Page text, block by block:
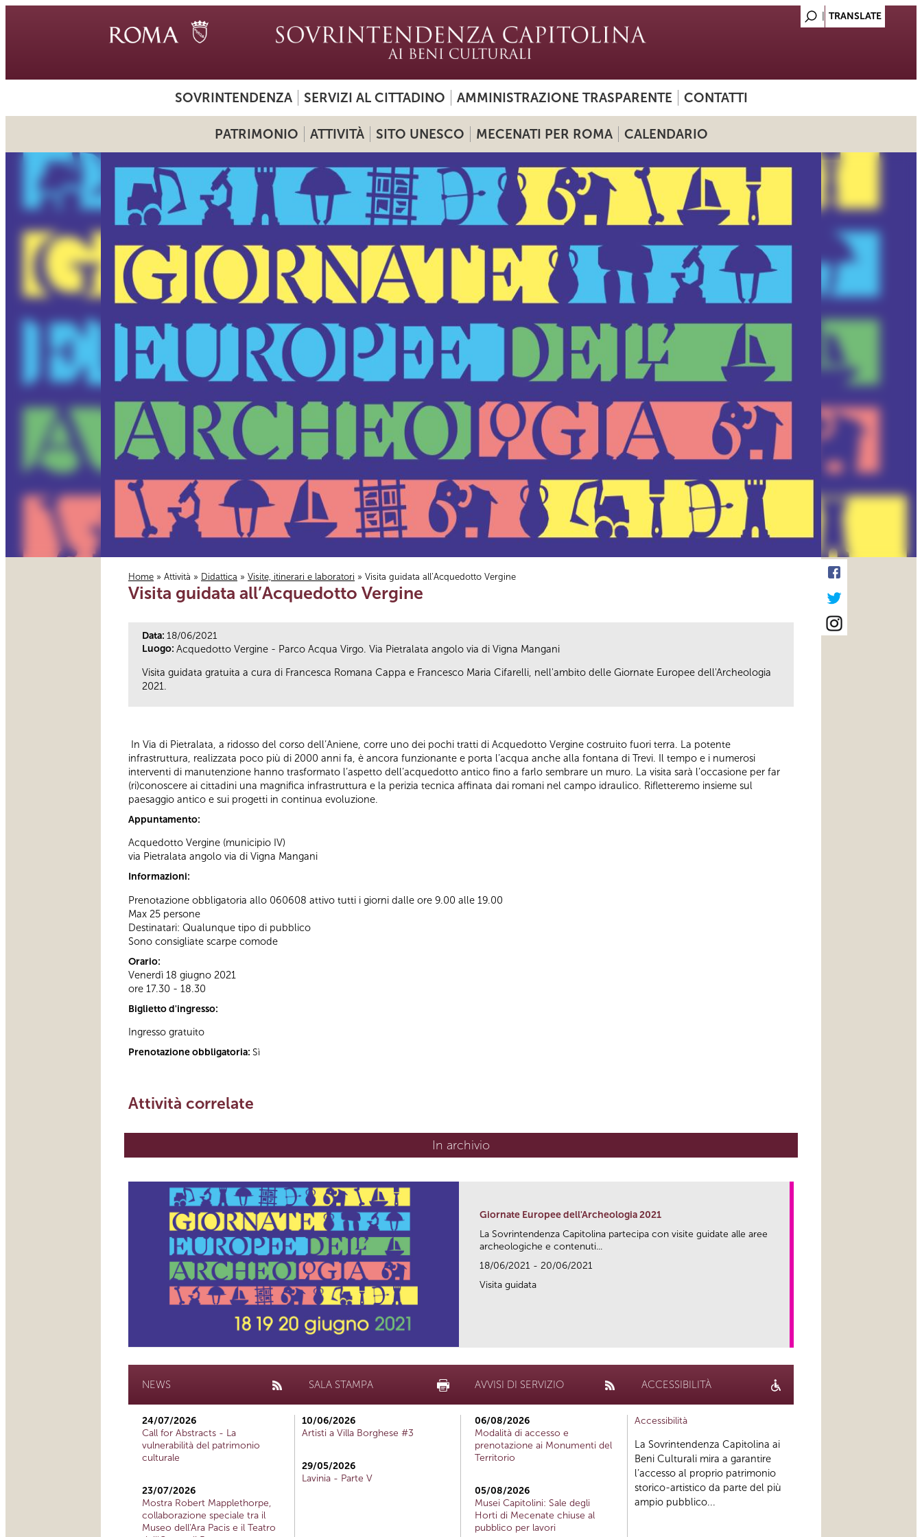
SOVRINTENDENZA SERVIZI AL CITTADINO AMMINISTRAZIONE TRASPARENTE CONTATTI
PATRIMONIO ATTIVITÀ SITO UNESCO MECENATI PER ROMA CALENDARIO
Tu sei qui
Home » Attività » Didattica » Visite, itinerari e laboratori » Visita guidata all’Acquedotto Vergine
Visita guidata all’Acquedotto Vergine
Data: 18/06/2021
Luogo: Acquedotto Vergine - Parco Acqua Virgo. Via Pietralata angolo via di Vigna Mangani
Visita guidata gratuita a cura di Francesca Romana Cappa e Francesco Maria Cifarelli, nell'ambito delle Giornate Europee dell'Archeologia
2021.
In Via di Pietralata, a ridosso del corso dell’Aniene, corre uno dei pochi tratti di Acquedotto Vergine costruito fuori terra. La potente
infrastruttura, realizzata poco più di 2000 anni fa, è ancora funzionante e porta l’acqua anche alla fontana di Trevi. Il tempo e i numerosi
interventi di manutenzione hanno trasformato l’aspetto dell’acquedotto antico fino a farlo sembrare un muro. La visita sarà l’occasione per far
(ri)conoscere ai cittadini una magnifica infrastruttura e la perizia tecnica affinata dai romani nel campo idraulico. Rifletteremo insieme sul
paesaggio antico e sui progetti in continua evoluzione.
Appuntamento:
Acquedotto Vergine (municipio IV)
via Pietralata angolo via di Vigna Mangani
Informazioni:
Prenotazione obbligatoria allo 060608 attivo tutti i giorni dalle ore 9.00 alle 19.00
Max 25 persone
Destinatari: Qualunque tipo di pubblico
Sono consigliate scarpe comode
Orario:
Venerdì 18 giugno 2021
ore 17.30 - 18.30
Biglietto d'ingresso:
Ingresso gratuito
Prenotazione obbligatoria: Sì
Attività correlate
In archivio
Giornate Europee dell'Archeologia 2021
La Sovrintendenza Capitolina partecipa con visite guidate alle aree
archeologiche e contenuti...
18/06/2021 - 20/06/2021
Visita guidata
NEWS
24/07/2026
Call for Abstracts - La
vulnerabilità del patrimonio
culturale
23/07/2026
Mostra Robert Mapplethorpe,
collaborazione speciale tra il
Museo dell'Ara Pacis e il Teatro
SALA STAMPA
10/06/2026
Artisti a Villa Borghese #3
29/05/2026
Lavinia - Parte V
AVVISI DI SERVIZIO
06/08/2026
Modalità di accesso e
prenotazione ai Monumenti del
Territorio
05/08/2026
Musei Capitolini: Sale degli
Horti di Mecenate chiuse al
pubblico per lavori
ACCESSIBILITÀ
Accessibilità
La Sovrintendenza Capitolina ai
Beni Culturali mira a garantire
l’accesso al proprio patrimonio
storico-artistico da parte del più
ampio pubblico...